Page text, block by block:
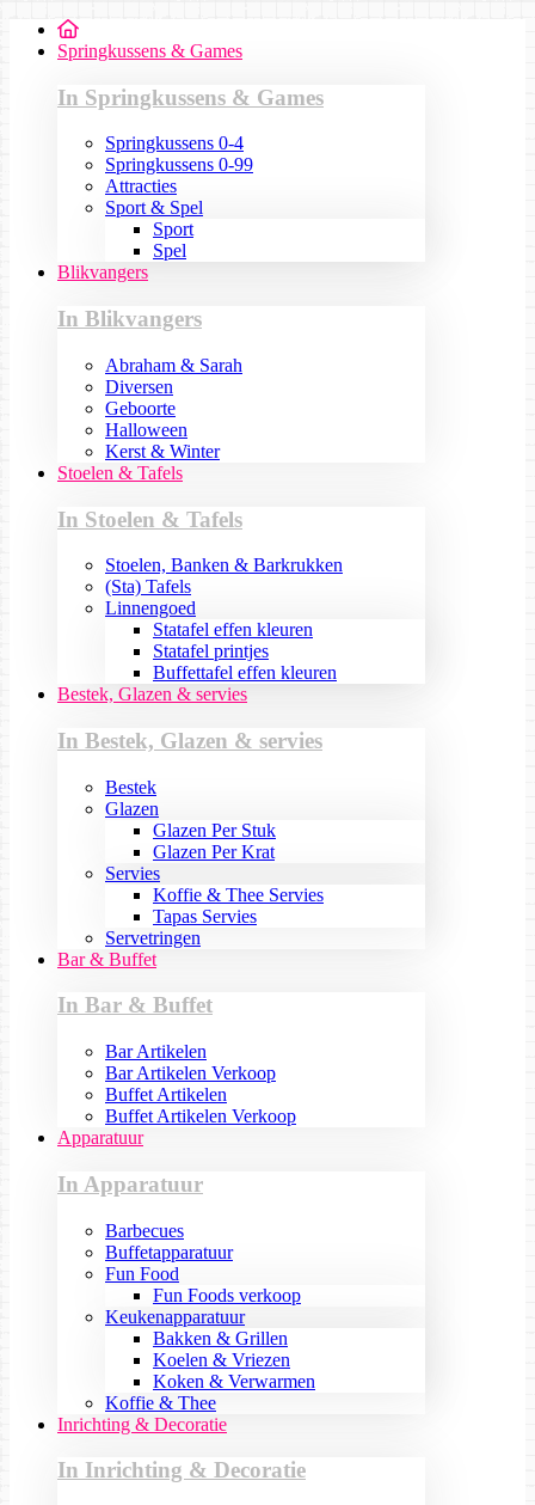
Springkussens & Games
In Springkussens & Games
Springkussens 0-4
Springkussens 0-99
Attracties
Sport & Spel
Sport
Spel
Blikvangers
In Blikvangers
Abraham & Sarah
Diversen
Geboorte
Halloween
Kerst & Winter
Stoelen & Tafels
In Stoelen & Tafels
Stoelen, Banken & Barkrukken
(Sta) Tafels
Linnengoed
Statafel effen kleuren
Statafel printjes
Buffettafel effen kleuren
Bestek, Glazen & servies
In Bestek, Glazen & servies
Bestek
Glazen
Glazen Per Stuk
Glazen Per Krat
Servies
Koffie & Thee Servies
Tapas Servies
Servetringen
Bar & Buffet
In Bar & Buffet
Bar Artikelen
Bar Artikelen Verkoop
Buffet Artikelen
Buffet Artikelen Verkoop
Apparatuur
In Apparatuur
Barbecues
Buffetapparatuur
Fun Food
Fun Foods verkoop
Keukenapparatuur
Bakken & Grillen
Koelen & Vriezen
Koken & Verwarmen
Koffie & Thee
Inrichting & Decoratie
In Inrichting & Decoratie